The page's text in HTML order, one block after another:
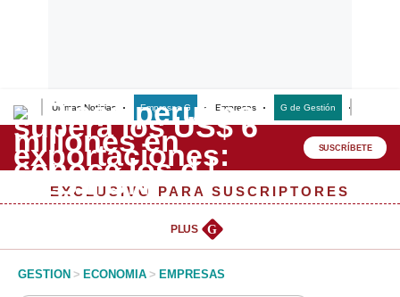
Últimas Noticias Empresas G Empresas G de Gestión
Lo último
Peru Quiosco
Management & Empleo
SUSCRÍBETE
EXCLUSIVO PARA SUSCRIPTORES
PLUS G
GESTION > ECONOMIA > EMPRESAS